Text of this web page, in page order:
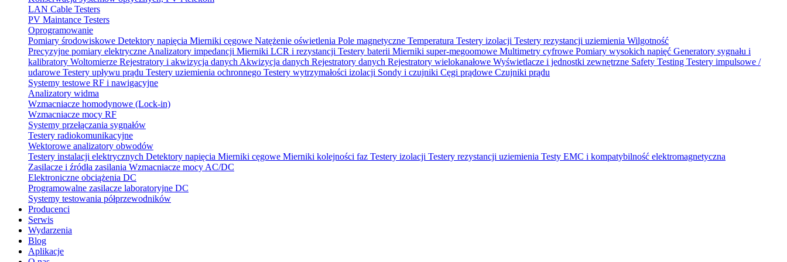
LAN Cable Testers
PV Maintance Testers
Oprogramowanie
Pomiary środowiskowe Detektory napięcia Mierniki cęgowe Natężenie oświetlenia Pole magnetyczne Temperatura Testery izolacji Testery rezystancji uziemienia Wilgotność
Precyzyjne pomiary elektryczne Analizatory impedancji Mierniki LCR i rezystancji Testery baterii Mierniki super-megoomowe Multimetry cyfrowe Pomiary wysokich napięć Generatory sygnału i
kalibratory Woltomierze Rejestratory i akwizycja danych Akwizycja danych Rejestratory danych Rejestratory wielokanałowe Wyświetlacze i jednostki zewnętrzne Safety Testing Testery impulsowe /
udarowe Testery upływu prądu Testery uziemienia ochronnego Testery wytrzymałości izolacji Sondy i czujniki Cęgi prądowe Czujniki prądu
Systemy testowe RF i nawigacyjne
Analizatory widma
Wzmacniacze homodynowe (Lock‑in)
Wzmacniacze mocy RF
Systemy przełączania sygnałów
Testery radiokomunikacyjne
Wektorowe analizatory obwodów
Testery instalacji elektrycznych Detektory napięcia Mierniki cęgowe Mierniki kolejności faz Testery izolacji Testery rezystancji uziemienia Testy EMC i kompatybilność elektromagnetyczna
Zasilacze i źródła zasilania Wzmacniacze mocy AC/DC
Elektroniczne obciążenia DC
Programowalne zasilacze laboratoryjne DC
Systemy testowania półprzewodników
Producenci
Serwis
Wydarzenia
Blog
Aplikacje